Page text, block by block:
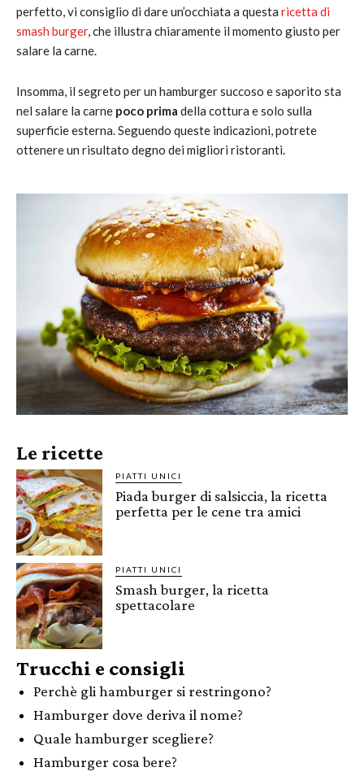
perfetto, vi consiglio di dare un’occhiata a questa ricetta di
smash burger, che illustra chiaramente il momento giusto per
salare la carne.
Insomma, il segreto per un hamburger succoso e saporito sta
nel salare la carne poco prima della cottura e solo sulla
superficie esterna. Seguendo queste indicazioni, potrete
ottenere un risultato degno dei migliori ristoranti.
Le ricette
PIATTI UNICI
Piada burger di salsiccia, la ricetta
perfetta per le cene tra amici
PIATTI UNICI
Smash burger, la ricetta
spettacolare
Trucchi e consigli
Perchè gli hamburger si restringono?
Hamburger dove deriva il nome?
Quale hamburger scegliere?
Hamburger cosa bere?